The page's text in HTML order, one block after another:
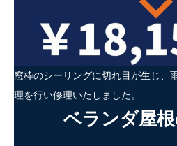
窓枠のシーリングに切れ目が生じ、
理を行い修理いたしました。
ベランダ屋